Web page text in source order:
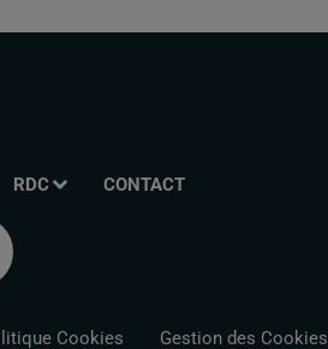
RDC CONTACT
Cookies Gestion des Cookies